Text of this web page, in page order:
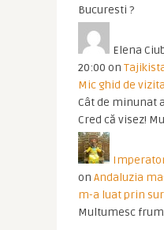
Bucuresti ?
Elena
20:00 on
Mic ghid de
Cât de minunat
Cred că visez!
on Andaluzia
m-a luat prin
Multumesc